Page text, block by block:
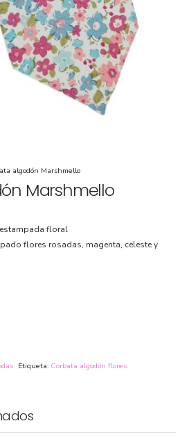
algodón Marshmello
Marshmello
floral
flores rosadas, magenta, celeste y
Etiqueta: Corbata algodón flores